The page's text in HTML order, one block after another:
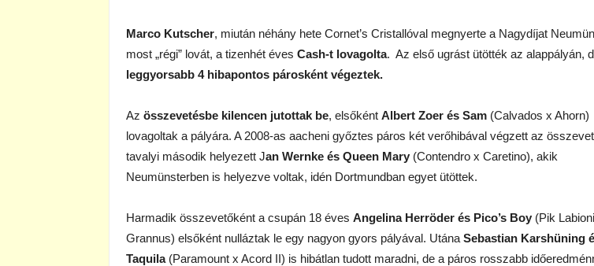
Marco Kutscher, miután néhány hete Cornet’s Cristallóval megnyerte a Nagydíjat
most „régi” lovát, a tizenhét éves Cash-t lovagolta. Az első ugrást ütötték az alappályán,
leggyorsabb 4 hibapontos párosként végeztek.
Az összevetésbe kilencen jutottak be, elsőként Albert Zoer és Sam (Calvados x Ahorn)
lovagoltak a pályára. A 2008-as aacheni győztes páros két verőhibával végzett az
tavalyi második helyezett Jan Wernke és Queen Mary (Contendro x Caretino), akik
Neumünsterben is helyezve voltak, idén Dortmundban egyet ütöttek.
Harmadik összevetőként a csupán 18 éves Angelina Herröder és Pico’s Boy (Pik
Grannus) elsőként nulláztak le egy nagyon gyors pályával. Utána Sebastian Karshüning
Taquila(Paramount x Acord II) is hibátlan tudott maradni, de a páros rosszabb